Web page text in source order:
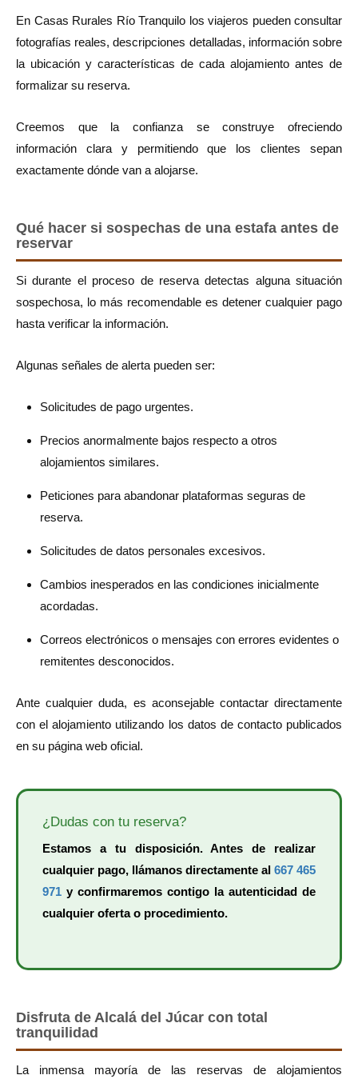
En Casas Rurales Río Tranquilo los viajeros pueden consultar
fotografías reales, descripciones detalladas, información sobre
la ubicación y características de cada alojamiento antes de
formalizar su reserva.
Creemos que la confianza se construye ofreciendo
información clara y permitiendo que los clientes sepan
exactamente dónde van a alojarse.
Qué hacer si sospechas de una estafa antes de
reservar
Si durante el proceso de reserva detectas alguna situación
sospechosa, lo más recomendable es detener cualquier pago
hasta verificar la información.
Algunas señales de alerta pueden ser:
Solicitudes de pago urgentes.
Precios anormalmente bajos respecto a otros
alojamientos similares.
Peticiones para abandonar plataformas seguras de
reserva.
Solicitudes de datos personales excesivos.
Cambios inesperados en las condiciones inicialmente
acordadas.
Correos electrónicos o mensajes con errores evidentes o
remitentes desconocidos.
Ante cualquier duda, es aconsejable contactar directamente
con el alojamiento utilizando los datos de contacto publicados
en su página web oficial.
¿Dudas con tu reserva?
Estamos a tu disposición. Antes de realizar
cualquier pago, llámanos directamente al 667 465
971 y confirmaremos contigo la autenticidad de
cualquier oferta o procedimiento.
Disfruta de Alcalá del Júcar con total
tranquilidad
La inmensa mayoría de las reservas de alojamientos